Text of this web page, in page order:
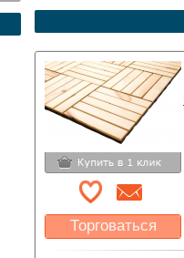
Торговаться
Какая цена Вас